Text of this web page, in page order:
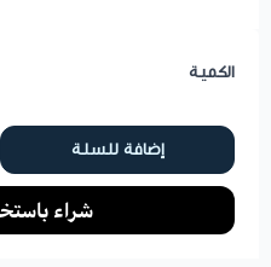
الكمية
إضافة للسلة